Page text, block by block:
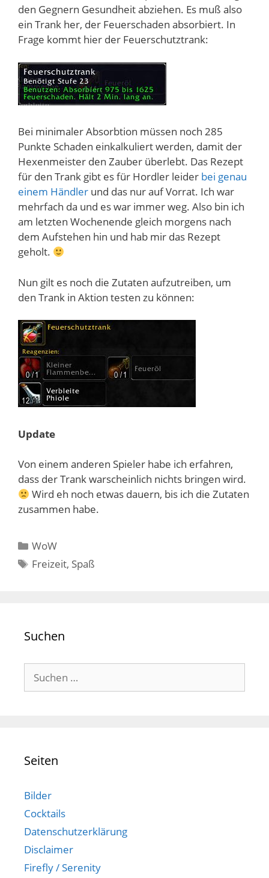
den Gegnern Gesundheit abziehen. Es muß also
ein Trank her, der Feuerschaden absorbiert. In
Frage kommt hier der Feuerschutztrank:
Bei minimaler Absorbtion müssen noch 285
Punkte Schaden einkalkuliert werden, damit der
Hexenmeister den Zauber überlebt. Das Rezept
für den Trank gibt es für Hordler leider bei genau
einem Händler und das nur auf Vorrat. Ich war
mehrfach da und es war immer weg. Also bin ich
am letzten Wochenende gleich morgens nach
dem Aufstehen hin und hab mir das Rezept
geholt.
Nun gilt es noch die Zutaten aufzutreiben, um
den Trank in Aktion testen zu können:
Update
Von einem anderen Spieler habe ich erfahren,
dass der Trank warscheinlich nichts bringen wird.
Wird eh noch etwas dauern, bis ich die Zutaten
zusammen habe.
Kategorien
WoW
Schlagwörter
Freizeit, Spaß
Suchen
Suchen
nach:
Seiten
Bilder
Cocktails
Datenschutzerklärung
Disclaimer
Firefly / Serenity